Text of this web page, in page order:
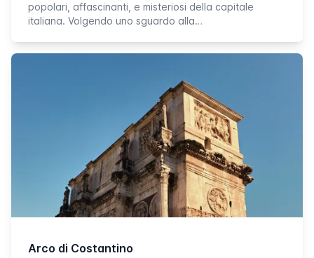
popolari, affascinanti, e misteriosi della capitale
italiana. Volgendo uno sguardo alla…
Arco di Costantino